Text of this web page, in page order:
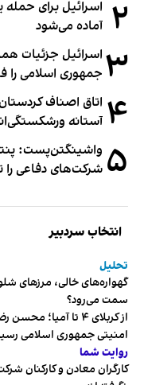
۲ اسرائیل برای
آماده می‌شود
۳ اسرائیل جزئیات
جمهوری اسلامی را
۴ آستانه
۵ واشینگتن‌پست:
شرکت‌های دفاعی
انتخاب سردبیر
تحلیل
گهواره‌های خالی، مرزهای
سمت می‌رود؟
از کربلای ۴ تا آمیا؛
امنیتی جمهوری اسلامی
روایت شما
کارگران معادن و کارکنان